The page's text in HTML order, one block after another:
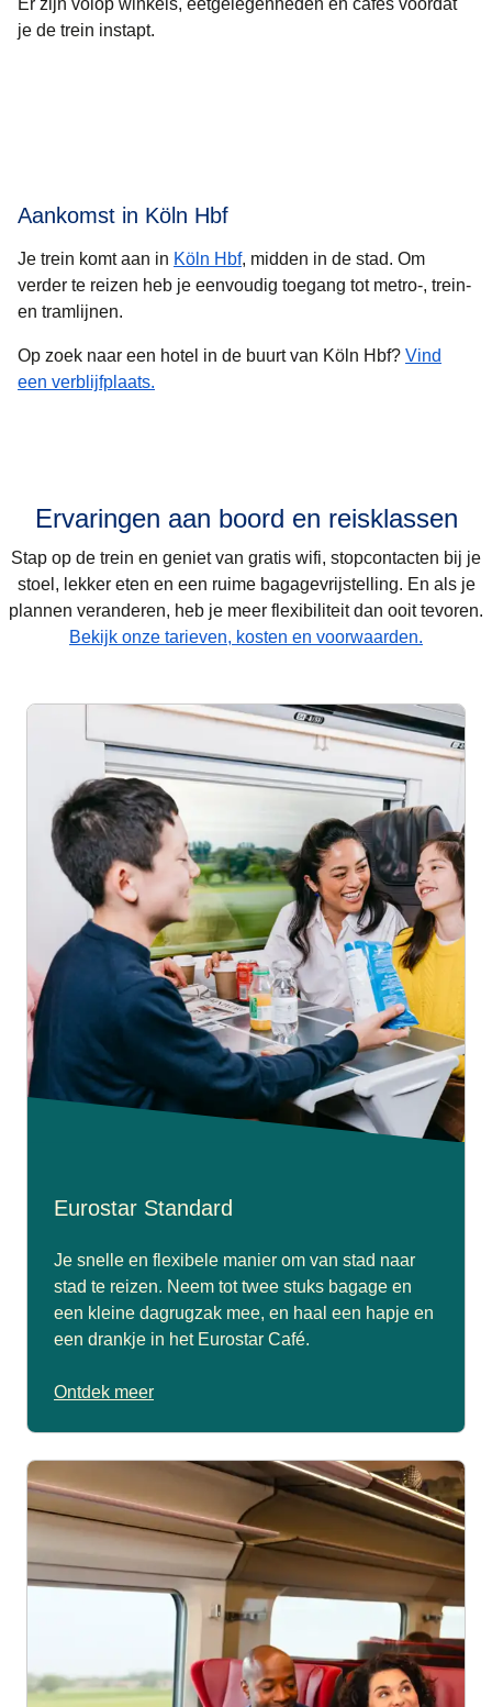
Er zijn volop winkels, eetgelegenheden en cafés voordat
je de trein instapt.
Aankomst in Köln Hbf
Je trein komt aan in Köln Hbf, midden in de stad. Om
verder te reizen heb je eenvoudig toegang tot metro-, trein-
en tramlijnen.
Op zoek naar een hotel in de buurt van Köln Hbf? Vind
een verblijfplaats.
Ervaringen aan boord en reisklassen
Stap op de trein en geniet van gratis wifi, stopcontacten bij je
stoel, lekker eten en een ruime bagagevrijstelling. En als je
plannen veranderen, heb je meer flexibiliteit dan ooit tevoren.
Bekijk onze tarieven, kosten en voorwaarden.
Eurostar Standard
Je snelle en flexibele manier om van stad naar
stad te reizen. Neem tot twee stuks bagage en
een kleine dagrugzak mee, en haal een hapje en
een drankje in het Eurostar Café.
Ontdek meer